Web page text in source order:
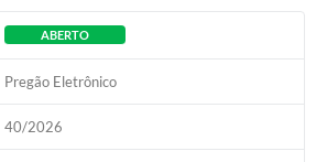
ABERTO
Pregão Eletrônico
40/2026